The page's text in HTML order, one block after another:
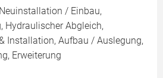
/ Einbau,
Hydraulischer Abgleich,
Installation, Aufbau / Auslegung,
Erweiterung